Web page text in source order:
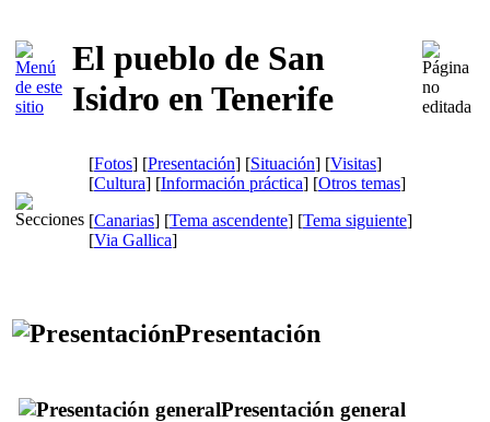
El pueblo de San
Isidro en Tenerife
[Fotos] [Presentación] [Situación] [Visitas]
[Cultura] [Información práctica] [Otros temas]
[Canarias] [Tema ascendente] [Tema siguiente]
[Via Gallica]
Presentación
Presentación general